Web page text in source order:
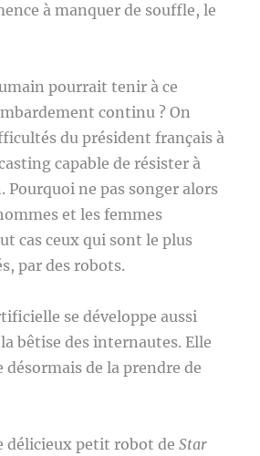
à manquer de souffle, le
pourrait tenir à ce
continu ? On
du président français à
capable de résister à
Pourquoi ne pas songer alors
et les femmes
cas ceux qui sont le plus
par des robots.
se développe aussi
bêtise des internautes. Elle
désormais de la prendre de
délicieux petit robot deStar